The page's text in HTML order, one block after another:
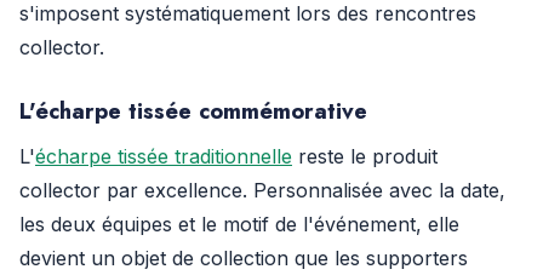
s'imposent systématiquement lors des rencontres
collector.
L'écharpe tissée commémorative
L'écharpe tissée traditionnelle reste le produit
collector par excellence. Personnalisée avec la date,
les deux équipes et le motif de l'événement, elle
devient un objet de collection que les supporters